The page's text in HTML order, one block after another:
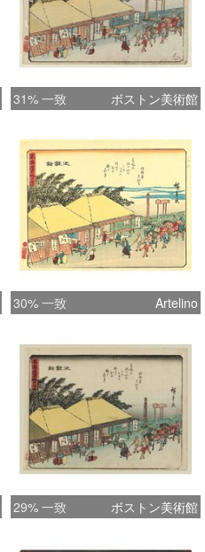
31% 一致 ボストン美術館
30% 一致 Artelino
29% 一致 ボストン美術館